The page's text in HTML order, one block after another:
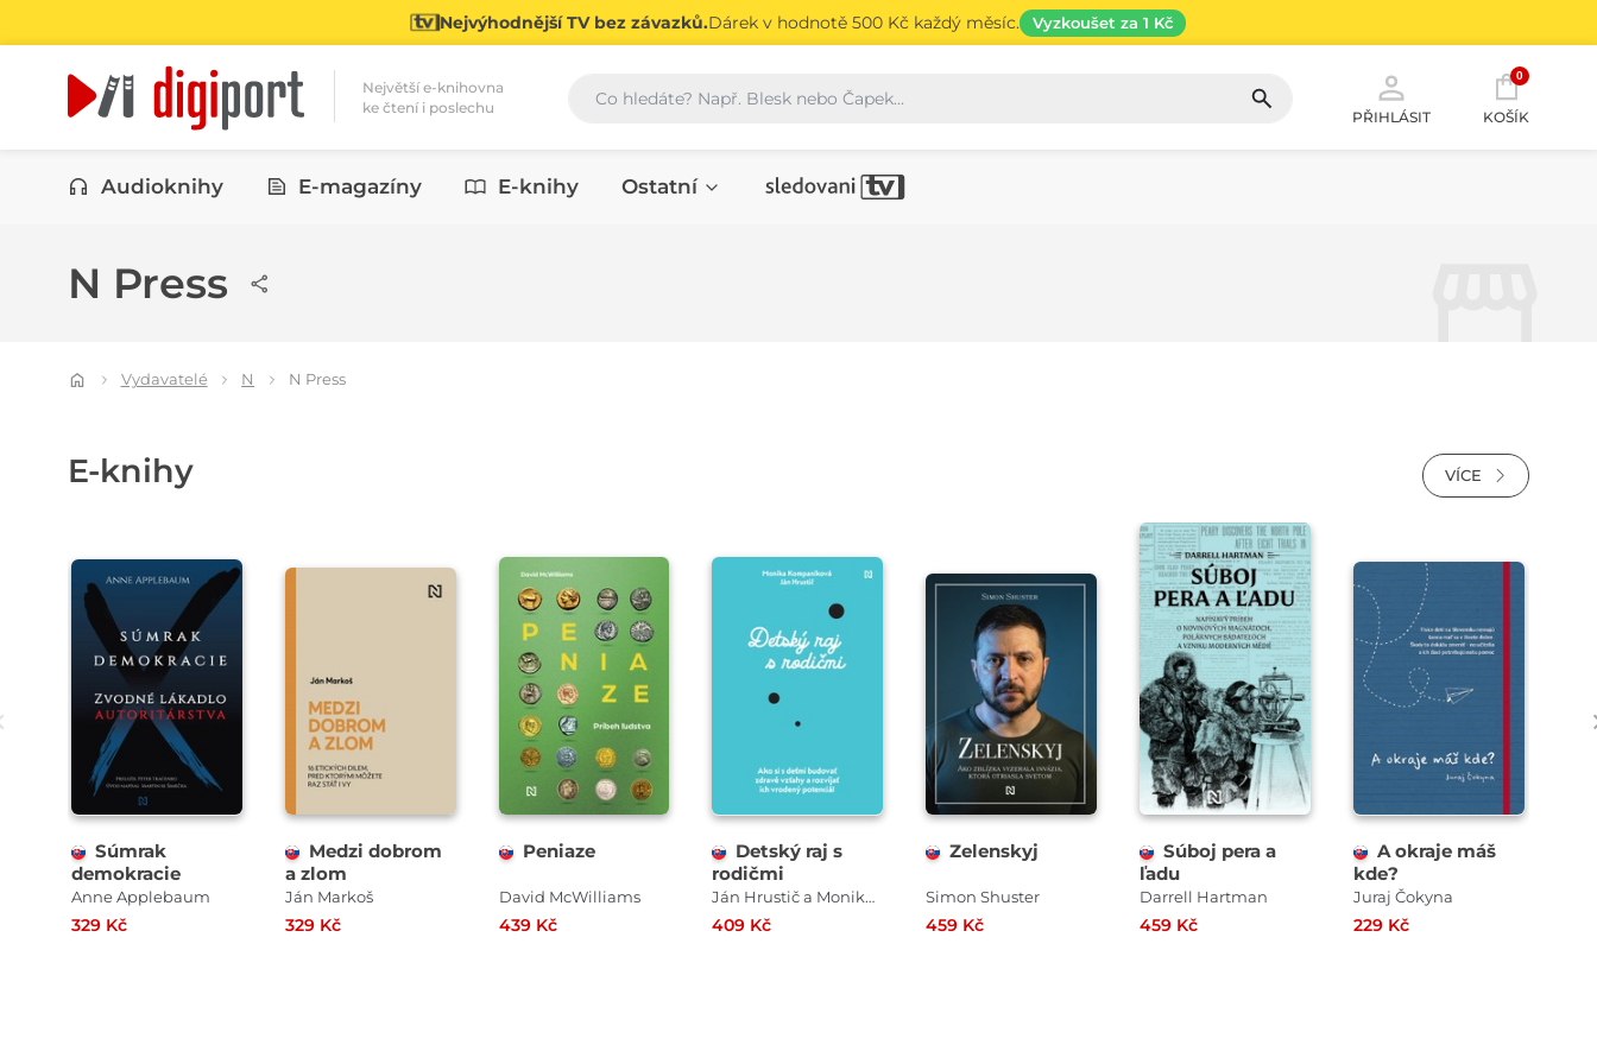
Nejvýhodnější TV bez závazků.Dárek v hodnotě 500 Kč každý měsíc. Vyzkoušet za 1 Kč
Největší e-knihovna
ke čtení i poslechu
Vyhledávání
PŘIHLÁSIT
0
KOŠÍK
Kategorie
Audioknihy E-magazíny E-knihy Ostatní
N Press
Vydavatelé N N Press
E-knihy VÍCE
Súmrak
demokracie
Anne Applebaum
329 Kč
Medzi dobrom
a zlom
Ján Markoš
329 Kč
Peniaze
David McWilliams
439 Kč
Detský raj s
rodičmi
Ján Hrustič a Monika Kompaníková
409 Kč
Zelenskyj
Simon Shuster
459 Kč
Súboj pera a
ľadu
Darrell Hartman
459 Kč
A okraje máš
kde?
Juraj Čokyna
229 Kč